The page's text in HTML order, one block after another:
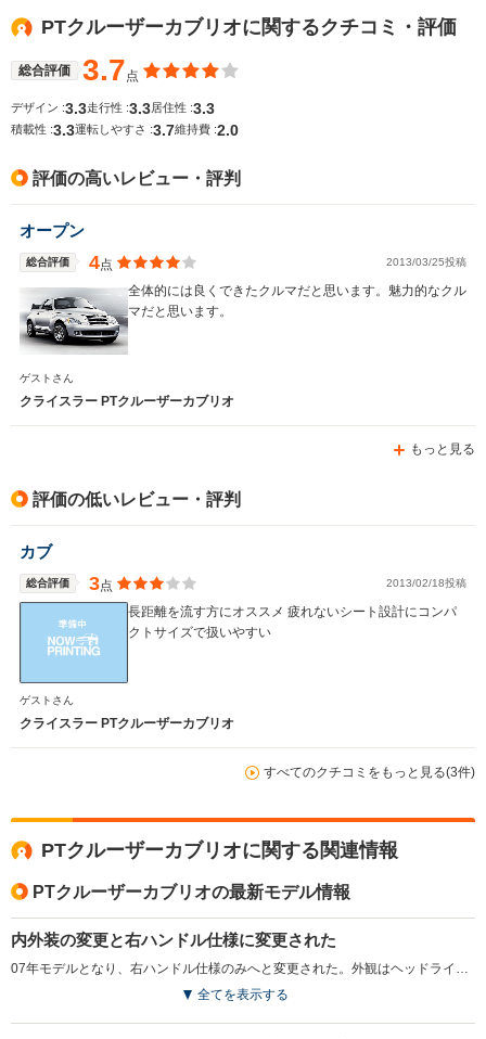
WLTCモード
燃費
PTクルーザーカブリオに関するクチコミ・評価
総合評価 3.7点
デザイン :3.3走行性 :3.3居住性 :3.3
積載性 :3.3運転しやすさ :3.7維持費 :2.0
評価の高いレビュー・評判
オープン
総合評価 4点 2013/03/25投稿
全体的には良くできたクルマだと思います。魅力的なクル
マだと思います。
ゲストさん
クライスラー PTクルーザーカブリオ
もっと見る
評価の低いレビュー・評判
カブ
総合評価 3点 2013/02/18投稿
長距離を流す方にオススメ 疲れないシート設計にコンパ
クトサイズで扱いやすい
ゲストさん
クライスラー PTクルーザーカブリオ
すべてのクチコミをもっと見る(3件)
PTクルーザーカブリオに関する関連情報
PTクルーザーカブリオの最新モデル情報
内外装の変更と右ハンドル仕様に変更された
全てを表示する